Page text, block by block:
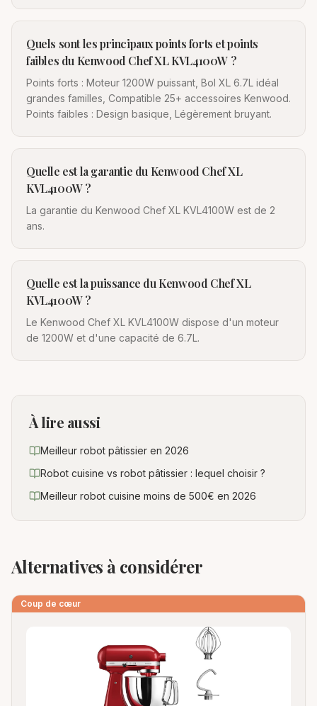
Quels sont les principaux points forts et points
faibles du Kenwood Chef XL KVL4100W ?
Points forts : Moteur 1200W puissant, Bol XL 6.7L idéal
grandes familles, Compatible 25+ accessoires Kenwood.
Points faibles : Design basique, Légèrement bruyant.
Quelle est la garantie du Kenwood Chef XL
KVL4100W ?
La garantie du Kenwood Chef XL KVL4100W est de 2
ans.
Quelle est la puissance du Kenwood Chef XL
KVL4100W ?
Le Kenwood Chef XL KVL4100W dispose d'un moteur
de 1200W et d'une capacité de 6.7L.
À lire aussi
Meilleur robot pâtissier en 2026
Robot cuisine vs robot pâtissier : lequel choisir ?
Meilleur robot cuisine moins de 500€ en 2026
Alternatives à considérer
Coup de cœur